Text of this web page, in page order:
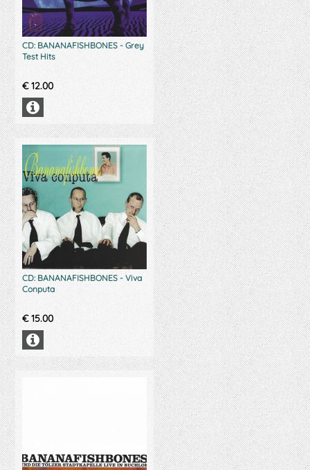
CD: BANANAFISHBONES - Grey
Test Hits
€12.00
CD: BANANAFISHBONES - Viva
Conputa
€15.00